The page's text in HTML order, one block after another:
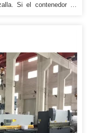
Si el contenedor es
la solicitud especial del